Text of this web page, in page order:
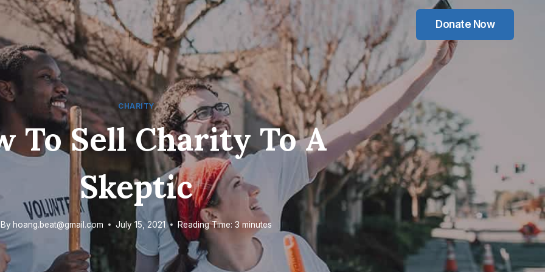
Donate Now
CHARITY
To Sell Charity To A
Skeptic
By hoang.beat@gmail.com July 15, 2021 Reading Time: 3minutes